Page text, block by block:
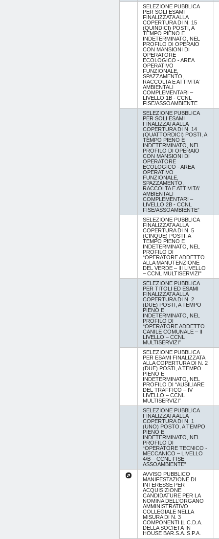
SELEZIONE PUBBLICA
PER SOLI ESAMI
FINALIZZATA ALLA
COPERTURA DI N. 15
(QUINDICI) POSTI, A
TEMPO PIENO E
INDETERMINATO, NEL
PROFILO DI OPERAIO
CON MANSIONI DI
OPERATORE
ECOLOGICO - AREA
OPERATIVO
FUNZIONALE,
SPAZZAMENTO,
RACCOLTA E ATTIVITA’
AMBIENTALI
COMPLEMENTARI –
LIVELLO 1B - CCNL
FISE/ASSOAMBIENTE
SELEZIONE PUBBLICA
PER SOLI ESAMI
FINALIZZATA ALLA
COPERTURA DI N. 14
(QUATTORDICI) POSTI, A
TEMPO PIENO E
INDETERMINATO, NEL
PROFILO DI OPERAIO
CON MANSIONI DI
OPERATORE
ECOLOGICO - AREA
OPERATIVO
FUNZIONALE,
SPAZZAMENTO,
RACCOLTA E ATTIVITA’
AMBIENTALI
COMPLEMENTARI –
LIVELLO 2B - CCNL
FISE/ASSOAMBIENTE”
SELEZIONE PUBBLICA
FINALIZZATA ALLA
COPERTURA DI N. 5
(CINQUE) POSTI, A
TEMPO PIENO E
INDETERMINATO, NEL
PROFILO DI
“OPERATORE ADDETTO
ALLA MANUTENZIONE
DEL VERDE – III LIVELLO
– CCNL MULTISERVIZI"
SELEZIONE PUBBLICA
PER TITOLI ED ESAMI
FINALIZZATA ALLA
COPERTURA DI N. 2
(DUE) POSTI, A TEMPO
PIENO E
INDETERMINATO, NEL
PROFILO DI
“OPERATORE ADDETTO
CANILE COMUNALE – II
LIVELLO – CCNL
MULTISERVIZI”
SELEZIONE PUBBLICA
PER ESAMI FINALIZZATA
ALLA COPERTURA DI N. 2
(DUE) POSTI, A TEMPO
PIENO E
INDETERMINATO, NEL
PROFILO DI “AUSILIARE
DEL TRAFFICO – IV
LIVELLO – CCNL
MULTISERVIZI”
SELEZIONE PUBBLICA
FINALIZZATA ALLA
COPERTURA DI N. 1
(UNO) POSTO, A TEMPO
PIENO E
INDETERMINATO, NEL
PROFILO DI
“OPERATORE TECNICO -
MECCANICO – LIVELLO
4/B – CCNL FISE
ASSOAMBIENTE”
AVVISO PUBBLICO
MANIFESTAZIONE DI
INTERESSE PER
ACQUISIZIONE
CANDIDATURE PER LA
NOMINA DELL'ORGANO
AMMINISTRATIVO
COLLEGIALE NELLA
MISURA DI N. 3
COMPONENTI IL C.D.A.
DELLA SOCIETÀ IN
HOUSE BAR.S.A. S.P.A.